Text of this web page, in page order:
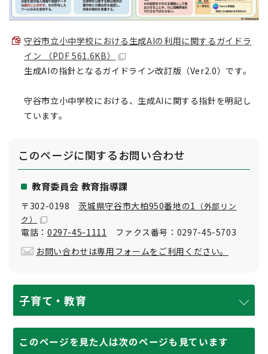
守谷市立小中学校における生成AIの利用に関するガイドラ
イン （PDF 561.6KB）
生成AIの指針となるガイドライン改訂版（Ver2.0）です。
守谷市立小中学校における、生成AIに関する指針を明記し
ています。
このページに関するお問い合わせ
教育委員会 教育指導課
〒302-0198茨城県守谷市大柏950番地の1 （外部リン
ク）
電話： 0297-45-1111 ファクス番号：0297-45-5703
お問い合わせは専用フォームをご利用ください。
子育て・教育
このページを見た人は次のページも見ています